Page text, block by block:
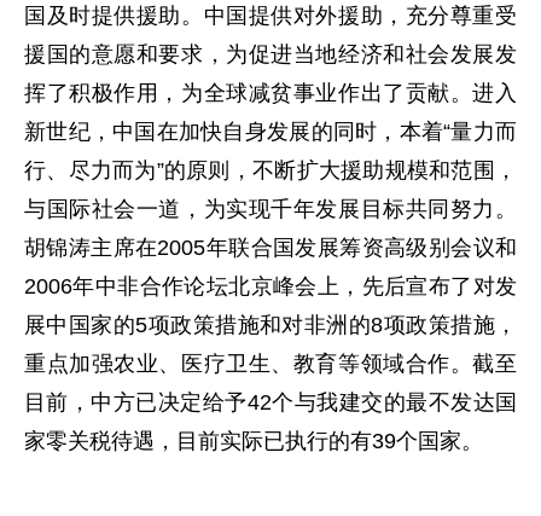
国及时提供援助。中国提供对外援助，充分尊重受
援国的意愿和要求，为促进当地经济和社会发展发
挥了积极作用，为全球减贫事业作出了贡献。进入
新世纪，中国在加快自身发展的同时，本着“量力而
行、尽力而为”的原则，不断扩大援助规模和范围，
与国际社会一道，为实现千年发展目标共同努力。
胡锦涛主席在2005年联合国发展筹资高级别会议和
2006年中非合作论坛北京峰会上，先后宣布了对发
展中国家的5项政策措施和对非洲的8项政策措施，
重点加强农业、医疗卫生、教育等领域合作。截至
目前，中方已决定给予42个与我建交的最不发达国
家零关税待遇，目前实际已执行的有39个国家。